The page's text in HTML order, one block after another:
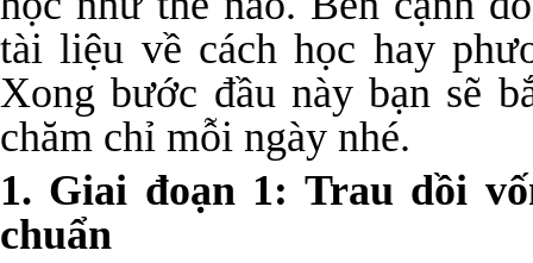
tài liệu về cách học hay
Xong bước đầu này bạn sẽ
chăm chỉ mỗi ngày nhé.
1. Giai đoạn 1: Trau dồi
chuẩn